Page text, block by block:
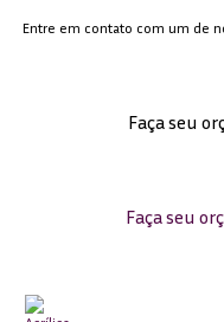
Entre em contato com um de
Faça seu
Faça seu